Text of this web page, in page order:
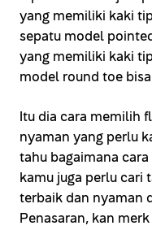
yang memiliki kaki
sepatu model
yang memiliki kaki
model round toe
Itu dia cara memilih
nyaman yang perlu
tahu bagaimana
kamu juga perlu cari
terbaik dan nyaman
Penasaran, kan